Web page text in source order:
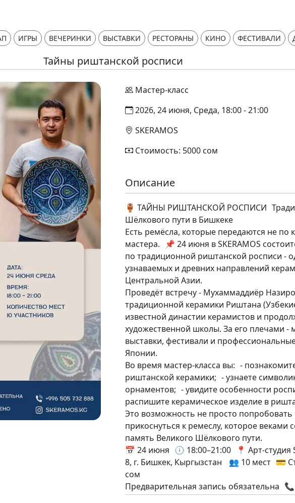
ИГРЫ ВЕЧЕРИНКИ ВЫСТАВКИ РЕСТОРАНЫ КИНО ФЕСТИВАЛИ
Тайны риштанской росписи
Мастер-класс
2026, 24 июня, Среда, 18:00 - 21:00
SKERAMOS
Стоимость: 5000 сом
Описание
🏺 ТАЙНЫ РИШТАНСКОЙ РОСПИСИ
Шёлкового пути в Бишкеке
Есть ремёсла, которые передаются не по
мастера. 📌 24 июня в SKERAMOS
по традиционной риштанской росписи -
узнаваемых и древних направлений
Центральной Азии.
Проведёт встречу - Мухаммаддиёр
традиционной керамики Риштана
известной династии керамистов и
художественной школы. За его плечами -
выставки, фестивали и
Японии.
Во время мастер-класса вы: -
риштанской керамики; - узнаете
орнаментов; - увидите особенности
распишите керамическое изделие в
Это возможность не просто попробовать
прикоснуться к ремеслу, которое веками
память Великого Шёлкового пути.
📅 24 июня 🕕 18:00–21:00 📍 Арт-студия
8, г. Бишкек, Кыргызстан 👥 10 мест 💳
сом
Предварительная запись обязательна 📞